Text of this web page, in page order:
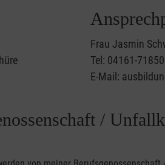
Frau Jasmin
Tel: 04161-71850
E-Mail:
/